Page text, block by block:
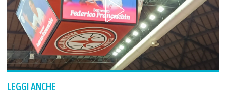
LEGGI ANCHE